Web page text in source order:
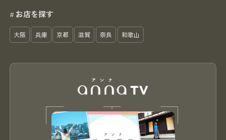
# お店を探す
大阪 兵庫 京都 滋賀 奈良 和歌山